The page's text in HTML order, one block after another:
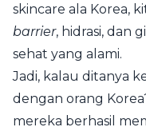
skincare ala Korea,
barrier, hidrasi, dan
sehat yang alami.
Jadi, kalau ditanya
dengan orang
mereka berhasil